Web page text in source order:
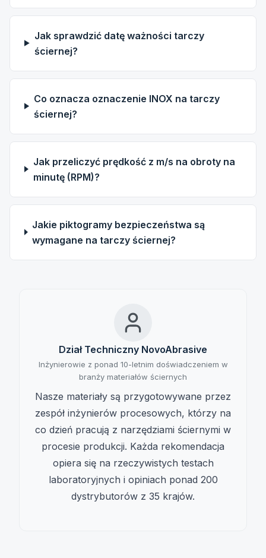
Jak sprawdzić datę ważności tarczy
ściernej?
Co oznacza oznaczenie INOX na tarczy
ściernej?
Jak przeliczyć prędkość z m/s na obroty na
minutę (RPM)?
Jakie piktogramy bezpieczeństwa są
wymagane na tarczy ściernej?
Dział Techniczny NovoAbrasive
Inżynierowie z ponad 10-letnim doświadczeniem w
branży materiałów ściernych
Nasze materiały są przygotowywane przez
zespół inżynierów procesowych, którzy na
co dzień pracują z narzędziami ściernymi w
procesie produkcji. Każda rekomendacja
opiera się na rzeczywistych testach
laboratoryjnych i opiniach ponad 200
dystrybutorów z 35 krajów.